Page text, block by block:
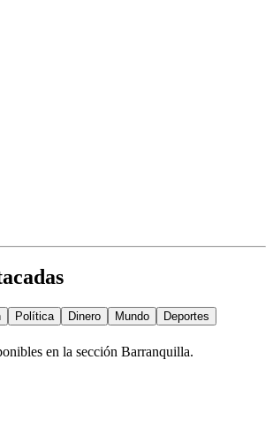
Política Dinero Mundo
Deportes
en la sección Barranquilla.